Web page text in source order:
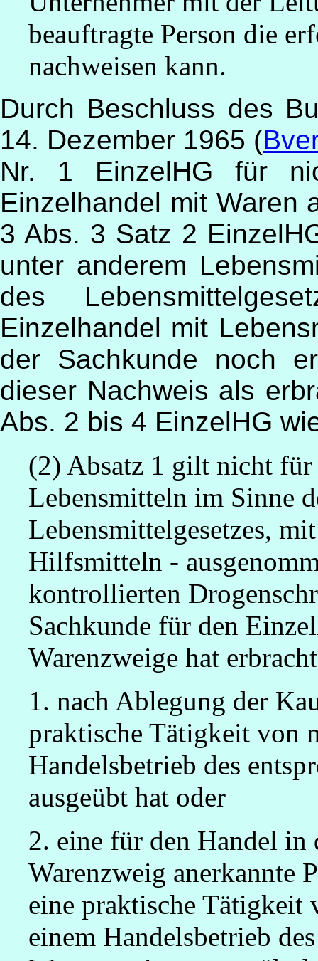
beauftragte Person die
nachweisen kann.
Durch Beschluss des
14. Dezember 1965 (
Nr. 1 EinzelHG für
Einzelhandel mit Waren
3 Abs. 3 Satz 2
unter anderem
des
Einzelhandel mit
der Sachkunde noch
dieser Nachweis als
Abs. 2 bis 4 EinzelHG
(2) Absatz 1 gilt nicht
Lebensmitteln im Sinne
Lebensmittelgesetzes,
Hilfsmitteln -
kontrollierten
Sachkunde für den
Warenzweige hat
1. nach Ablegung der
praktische Tätigkeit von
Handelsbetrieb des
ausgeübt hat oder
2. eine für den Handel in
Warenzweig anerkannte
eine praktische Tätigkeit
einem Handelsbetrieb